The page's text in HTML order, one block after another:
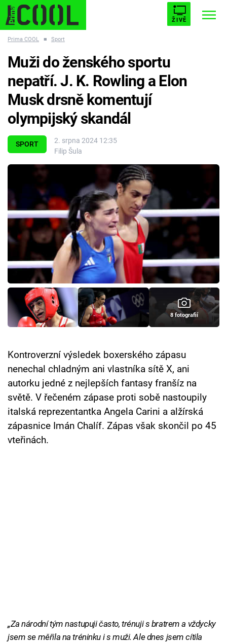
ŽIVĚ
ESCAPE PLNEJ KOTEL AVENGERS 5
Témata
Filmy
Seriály
Hry
Cool Esport
Pořady
TV Program
Sledujte prima+
Sledujte nás
Prima COOL ■ Sport
SPORT
2. srpna 2024 12:35
Filip Šula
Muži do ženského sportu
nepatří. J. K. Rowling a Elon
Musk drsně komentují
olympijský skandál
8 fotografií
Kontroverzní výsledek boxerského zápasu
nenechal chladným ani vlastníka sítě X, ani
autorku jedné z nejlepších fantasy franšíz na
světě. V řečeném zápase proti sobě nastoupily
italská reprezentantka Angela Carini a alžírská
zápasnice Imán Chalíf. Zápas však skončil po 45
vteřinách.
„Za národní tým nastupuji často, trénuji s bratrem a vždycky
jsem se měřila na tréninku i s muži. Ale dnes jsem cítila